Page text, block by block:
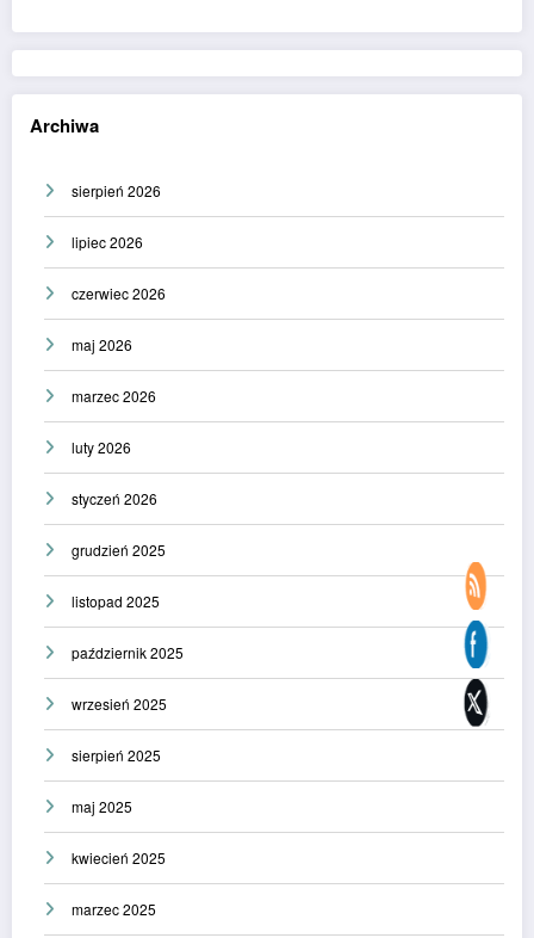
Archiwa
sierpień 2026
lipiec 2026
czerwiec 2026
maj 2026
marzec 2026
luty 2026
styczeń 2026
grudzień 2025
listopad 2025
październik 2025
wrzesień 2025
sierpień 2025
maj 2025
kwiecień 2025
marzec 2025